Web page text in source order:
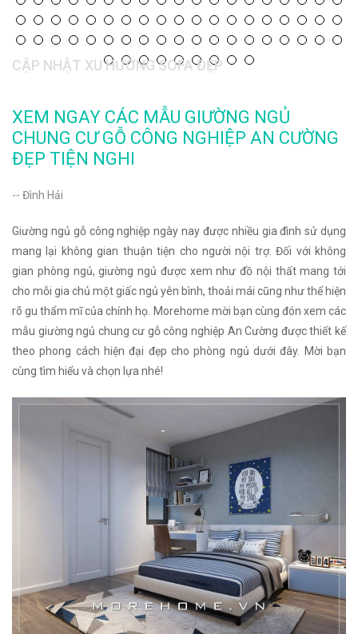
CẬP NHẬT XU HƯỚNG SOFA ĐẸP
XEM NGAY CÁC MẪU GIƯỜNG NGỦ
CHUNG CƯ GỖ CÔNG NGHIỆP AN CƯỜNG
ĐẸP TIỆN NGHI
-- Đình Hải
Giường ngủ gỗ công nghiệp ngày nay được nhiều gia đình sử dụng
mang lại không gian thuận tiện cho người nội trợ. Đối với không
gian phòng ngủ, giường ngủ được xem như đồ nội thất mang tới
cho mỗi gia chủ một giấc ngủ yên bình, thoải mái cũng như thể hiện
rõ gu thẩm mĩ của chính họ. Morehome mời bạn cùng đón xem các
mẫu giường ngủ chung cư gỗ công nghiệp An Cường được thiết kế
theo phong cách hiện đại đẹp cho phòng ngủ dưới đây. Mời bạn
cùng tìm hiểu và chọn lựa nhé!